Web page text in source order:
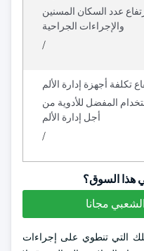
عدد السكان المسنين
والإجراءات الجراحية
/
تكلفة أجهزة إدارة الألم
المفضل للأدوية من
أجل إدارة الألم
/
هذا السوق؟
مجانا
التي تنطوي على إجراءات